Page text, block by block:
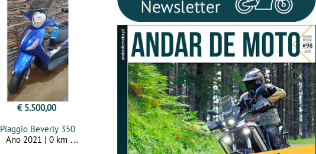
€ 5.500,00
Piaggio Beverly 350
Ano 2021 | 0 km